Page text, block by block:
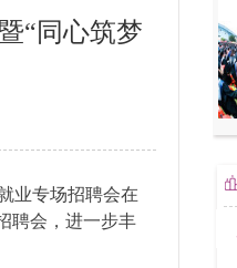
“同心筑梦
业专场招聘会在
聘会，进一步丰